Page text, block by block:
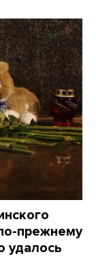
прежнему
удалось